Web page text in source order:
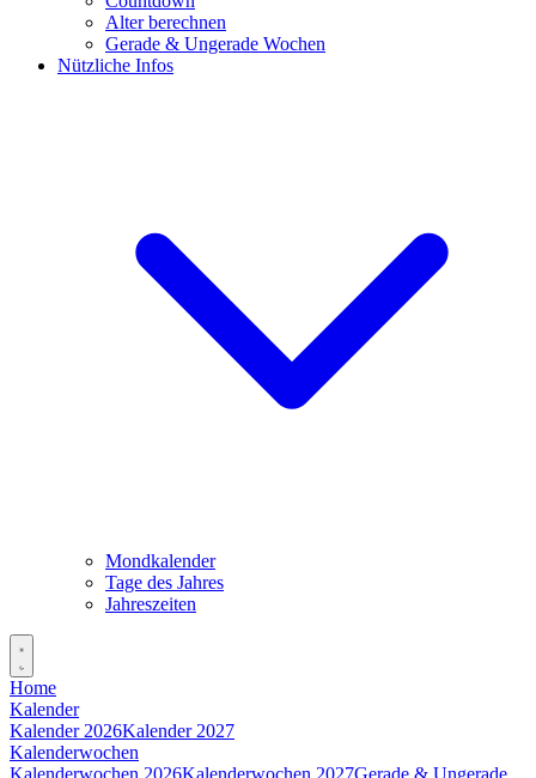
Alter berechnen
Gerade & Ungerade Wochen
Nützliche Infos
Mondkalender
Tage des Jahres
Jahreszeiten
Home
Kalender
Kalender 2026Kalender 2027
Kalenderwochen
Kalenderwochen 2026Kalenderwochen 2027Gerade & Ungerade